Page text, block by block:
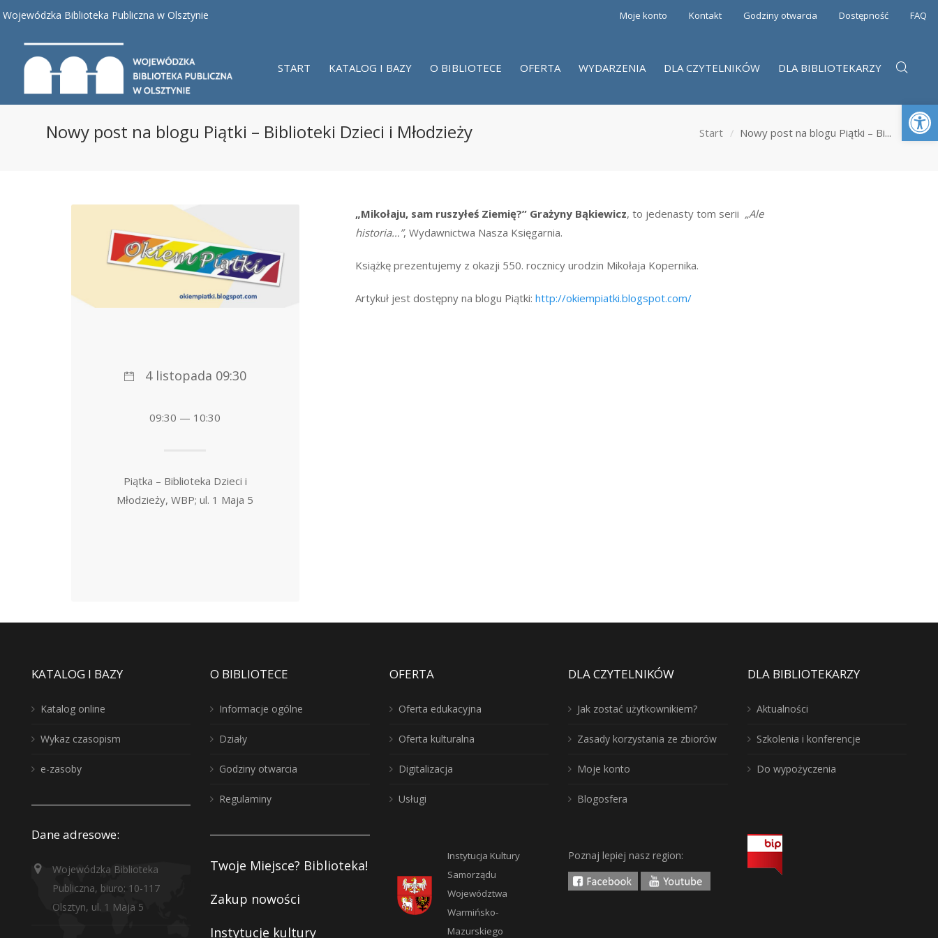
Wojewódzka Biblioteka Publiczna w Olsztynie Moje konto Kontakt Godziny otwarcia Dostępność FAQ
START KATALOG I BAZY O BIBLIOTECE OFERTA WYDARZENIA DLA CZYTELNIKÓW DLA BIBLIOTEKARZY
Nowy post na blogu Piątki – Biblioteki Dzieci i Młodzieży Start Nowy post na blogu Piątki – Bi...
„Mikołaju, sam ruszyłeś Ziemię?” Grażyny Bąkiewicz, to jedenasty tom serii „Ale
historia…”, Wydawnictwa Nasza Księgarnia.
Książkę prezentujemy z okazji 550. rocznicy urodzin Mikołaja Kopernika.
Artykuł jest dostępny na blogu Piątki: http://okiempiatki.blogspot.com/
4 listopada 09:30
09:30 — 10:30
Piątka – Biblioteka Dzieci i
Młodzieży, WBP; ul. 1 Maja 5
KATALOG I BAZY
Katalog online
Wykaz czasopism
e-zasoby
Dane adresowe:
Wojewódzka Biblioteka
Publiczna, biuro: 10-117
Olsztyn, ul. 1 Maja 5
O BIBLIOTECE
Informacje ogólne
Działy
Godziny otwarcia
Regulaminy
Twoje Miejsce? Biblioteka!
Zakup nowości
Instytucje kultury
OFERTA
Oferta edukacyjna
Oferta kulturalna
Digitalizacja
Usługi
Instytucja Kultury
Samorządu
Województwa
Warmińsko-
Mazurskiego
DLA CZYTELNIKÓW
Jak zostać użytkownikiem?
Zasady korzystania ze zbiorów
Moje konto
Blogosfera
Poznaj lepiej nasz region:
DLA BIBLIOTEKARZY
Aktualności
Szkolenia i konferencje
Do wypożyczenia